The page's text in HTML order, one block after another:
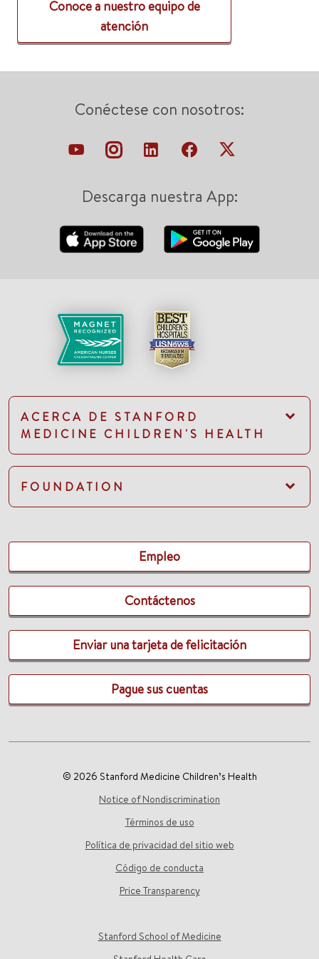
Conoce a nuestro equipo de
atención
Conéctese con nosotros:
Descarga nuestra App:
ACERCA DE STANFORD
MEDICINE CHILDREN'S HEALTH
FOUNDATION
Empleo
Contáctenos
Enviar una tarjeta de felicitación
Pague sus cuentas
© 2026 Stanford Medicine Children’s Health
Notice of Nondiscrimination
Términos de uso
Política de privacidad del sitio web
Código de conducta
Price Transparency
Stanford School of Medicine